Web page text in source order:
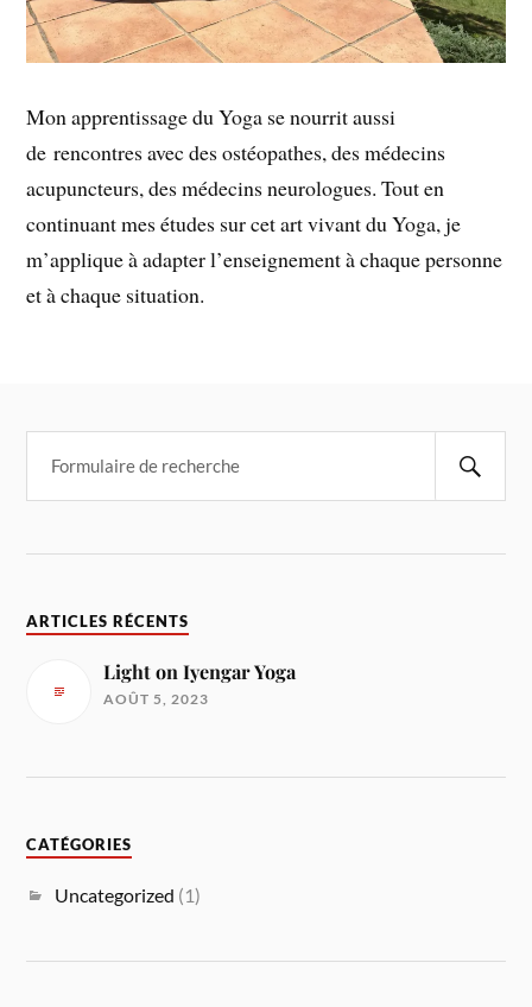
Mon apprentissage du Yoga se nourrit aussi
de rencontres avec des ostéopathes, des médecins
acupuncteurs, des médecins neurologues. Tout en
continuant mes études sur cet art vivant du Yoga, je
m’applique à adapter l’enseignement à chaque personne
et à chaque situation.
ARTICLES RÉCENTS
Light on Iyengar Yoga
AOÛT 5, 2023
CATÉGORIES
Uncategorized (1)